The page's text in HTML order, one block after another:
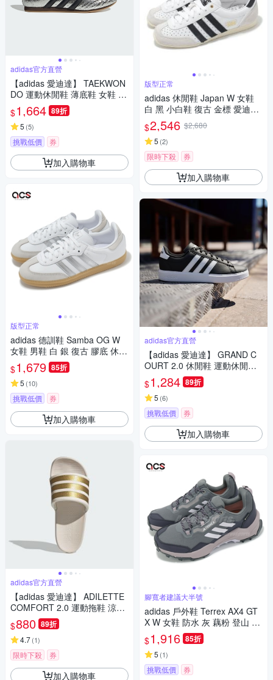
adidas官方直營
【adidas 愛迪達】 TAEKWON
DO 運動休閒鞋 薄底鞋 女鞋 -
Originals JH9664
$1,664 89折
5 (5)
挑戰低價 券
加入購物車
版型正常
adidas 德訓鞋 Samba OG W
女鞋 男鞋 白 銀 復古 膠底 休閒
鞋 愛迪達 JI2725
$1,679 85折
5 (10)
挑戰低價 券
加入購物車
adidas官方直營
【adidas 愛迪達】 ADILETTE
COMFORT 2.0 運動拖鞋 涼拖
鞋 女鞋 JP9123
$880 89折
4.7(1)
限時下殺 券
加入購物車
版型正常
adidas 休閒鞋 Japan W 女鞋
白 黑 小白鞋 復古 金標 愛迪達
IH5489
$2,546 $2,680
5 (2)
限時下殺 券
加入購物車
adidas官方直營
【adidas 愛迪達】 GRAND C
OURT 2.0 休閒鞋 運動休閒鞋
男鞋/女鞋 GW9196
$1,284 89折
5 (6)
挑戰低價 券
加入購物車
腳寬者建議大半號
adidas 戶外鞋 Terrex AX4 GT
X W 女鞋 防水 灰 藕粉 登山 機
能 抗撕裂 愛迪達 IG6580
$1,916 85折
5 (1)
挑戰低價 券